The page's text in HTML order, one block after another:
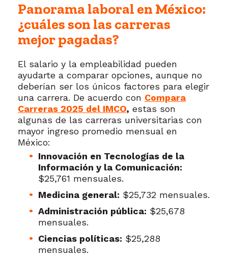
Panorama laboral en México:
¿cuáles son las carreras
mejor pagadas?
El salario y la empleabilidad pueden
ayudarte a comparar opciones, aunque no
deberían ser los únicos factores para elegir
una carrera. De acuerdo con Compara
Carreras 2025 del IMCO, estas son
algunas de las carreras universitarias con
mayor ingreso promedio mensual en
México:
Innovación en Tecnologías de la
Información y la Comunicación:
$25,761 mensuales.
Medicina general: $25,732 mensuales.
Administración pública: $25,678
mensuales.
Ciencias políticas: $25,288
mensuales.